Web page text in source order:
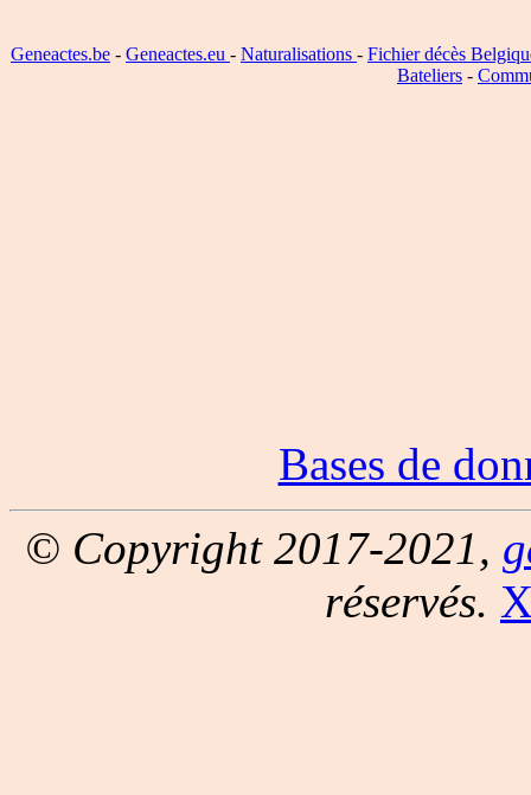
Geneactes.be - Geneactes.eu - Naturalisations - Fichier décès
Bateliers -
Bases de
© Copyright 2017-2021,
réservés.